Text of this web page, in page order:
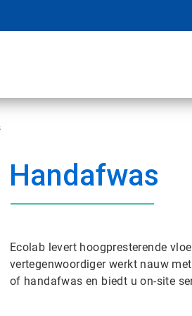
Handafwas
Ecolab levert hoogpresterende
vertegenwoordiger werkt nauw
of handafwas en biedt u on-site